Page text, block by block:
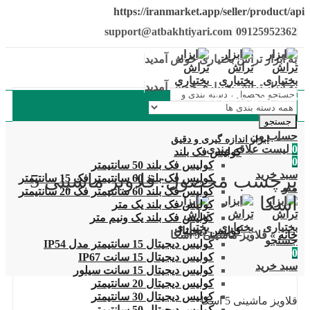
https://iranmarket.app/seller/product/api
support@atbakhtiyari.com 09125952362
به ابزار تراش بختیاری خوش آمدید
به ابزار تراش بختیاری خوش آمدید
جستجو
حساب من
0 لیست علاقه مندی
0
سبد خرید
منو
جستجو
0
سبد خرید
دسته بندی محصولات
ابزار اندازه گیری و دقیق
کولیس فک بلند
کولیس فک بلند 50 سانتیمتر
کولیس فک بلند 60 سانتیمتر فک 15 سانتیمتر
کولیس فک بلند 60 سانتیمتر فک 20 سانتیمتر
کولیس فک بلند یک متر
کولیس فک بلند یک ونیم متر
کولیس دیجیتال
کولیس دیجیتال 15 سانتیمتر مدل IP54
کولیس دیجیتال 15 سانت IP67
کولیس دیجیتال 15 سانت سیلور
کولیس دیجیتال 20 سانتیمتر
کولیس دیجیتال 30 سانتیمتر
برچسب محصول: قلاویز ماشینی 5
اسکا
خانه»قلاویز ماشینی 5 اسکا
قلاویز ماشینی 5 اسکا